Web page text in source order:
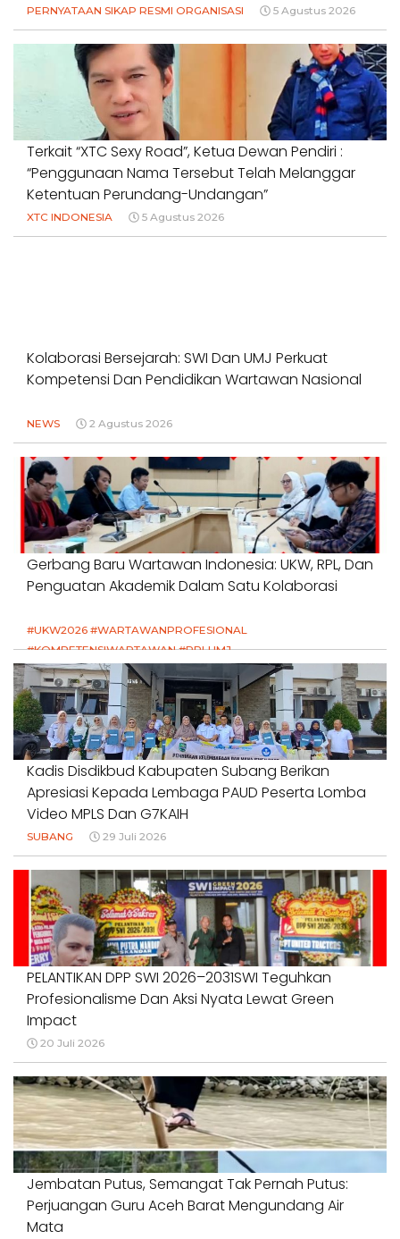
PERNYATAAN SIKAP RESMI ORGANISASI 5 Agustus 2026
Terkait “XTC Sexy Road”, Ketua Dewan Pendiri :
“Penggunaan Nama Tersebut Telah Melanggar
Ketentuan Perundang-Undangan”
XTC INDONESIA 5 Agustus 2026
Kolaborasi Bersejarah: SWI Dan UMJ Perkuat
Kompetensi Dan Pendidikan Wartawan Nasional
NEWS 2 Agustus 2026
Gerbang Baru Wartawan Indonesia: UKW, RPL, Dan
Penguatan Akademik Dalam Satu Kolaborasi
#UKW2026 #WARTAWANPROFESIONAL
#KOMPETENSIWARTAWAN #RPLUMJ
#PENDIDIKANWARTAWAN #SWINASIONAL #SWIJABAR
1 Agustus 2026
Kadis Disdikbud Kabupaten Subang Berikan
Apresiasi Kepada Lembaga PAUD Peserta Lomba
Video MPLS Dan G7KAIH
SUBANG 29 Juli 2026
PELANTIKAN DPP SWI 2026–2031SWI Teguhkan
Profesionalisme Dan Aksi Nyata Lewat Green
Impact
20 Juli 2026
Jembatan Putus, Semangat Tak Pernah Putus:
Perjuangan Guru Aceh Barat Mengundang Air
Mata